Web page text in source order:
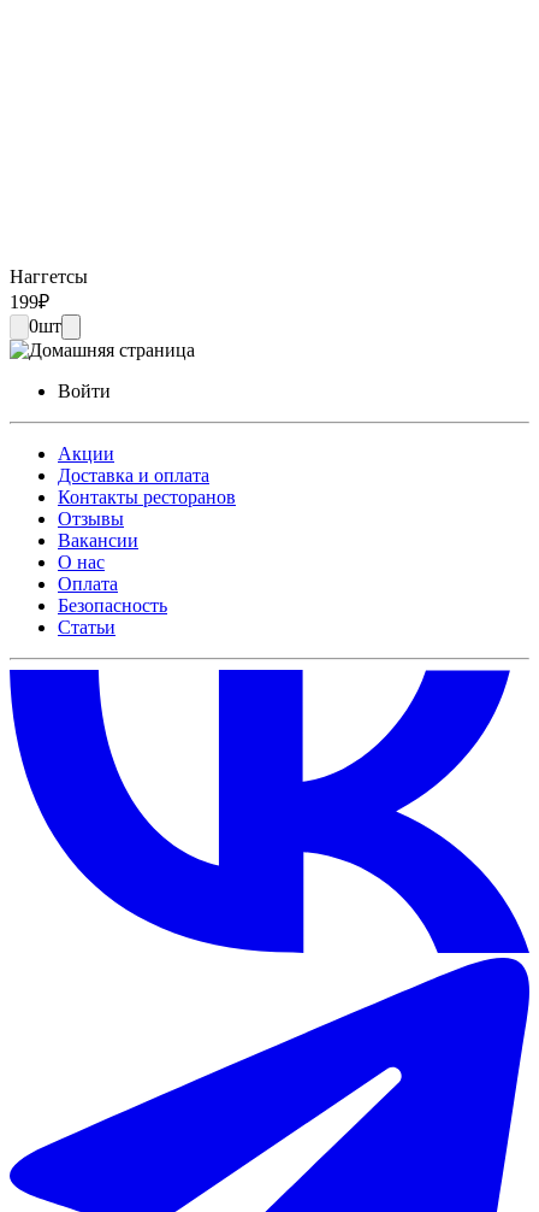
Наггетсы
199₽
0шт
Войти
Акции
Доставка и оплата
Контакты ресторанов
Отзывы
Вакансии
О нас
Оплата
Безопасность
Статьи